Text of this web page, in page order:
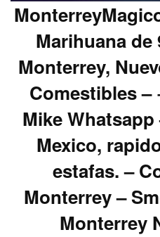
Marihuana de
Monterrey,
Comestibles –
Mike
Mexico,
estafas. –
Monterrey –
Monterrey